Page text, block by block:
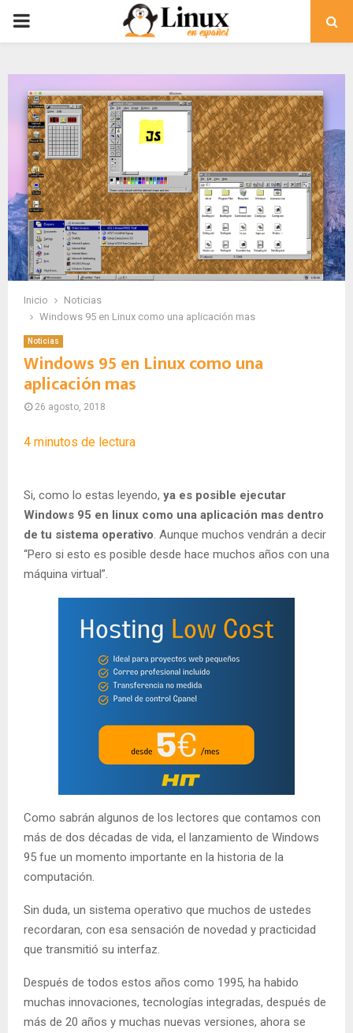
PRIMARY
Inicio
Noticias
Windows 95 en Linux como una aplicación mas
Noticias
Windows 95 en Linux como una
aplicación mas
26 agosto, 2018
4 minutos de lectura
Si, como lo estas leyendo, ya es posible ejecutar
Windows 95 en linux como una aplicación mas dentro
de tu sistema operativo . Aunque muchos vendrán a decir
“Pero si esto es posible desde hace muchos años con una
máquina virtual”.
Como sabrán algunos de los lectores que contamos con
más de dos décadas de vida, el lanzamiento de Windows
95 fue un momento importante en la historia de la
computación.
Sin duda, un sistema operativo que muchos de ustedes
recordaran, con esa sensación de novedad y practicidad
que transmitió su interfaz.
Después de todos estos años como 1995, ha habido
muchas innovaciones, tecnologías integradas, después de
más de 20 años y muchas nuevas versiones, ahora se